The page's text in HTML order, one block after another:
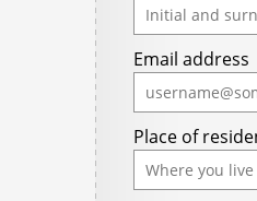
Email address
Place of